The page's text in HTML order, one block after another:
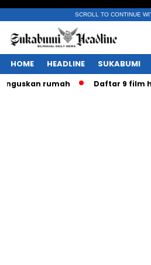
SCROLL TO CONTINUE
HOME HEADLINE SUKABUMI
rumah Daftar 9 film